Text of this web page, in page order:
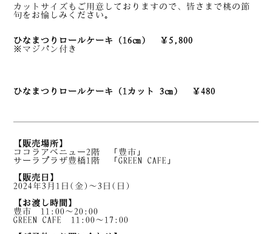
カットサイズもご用意しておりますので、皆さまで桃の節
句をお愉しみください。
ひなまつりロールケーキ（16㎝） ￥5,800
※マジパン付き
ひなまつりロールケーキ（1カット 3㎝） ￥480
【販売場所】
ココラアベニュー2階 「豊市」
サーラプラザ豊橋1階 「GREEN CAFE」
【販売日】
2024年3月1日(金)～3日(日)
【お渡し時間】
豊市 11:00～20:00
GREEN CAFE 11:00～17:00